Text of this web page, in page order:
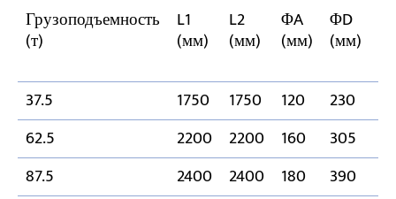
Грузоподъемность
(т)
L1
(мм)
L2
(мм)
ΦA
(мм)
ΦD
(мм)
37.5 1750 1750 120 230
62.5
2200 2200 160 305
87.5
2400 2400 180 390